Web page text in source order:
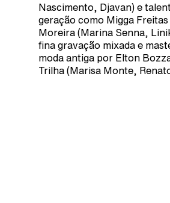
Nascimento, Djavan) e
geração como Migga Freitas
Moreira (Marina Senna,
fina gravação mixada e
moda antiga por Elton
Trilha (Marisa Monte,